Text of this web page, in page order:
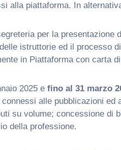
alla piattaforma. In
per la presentazione
istruttorie ed il processo
in Piattaforma con carta
2025 e fino al 31 marzo
connessi alle pubblicazioni ed
su volume; concessione di
della professione.